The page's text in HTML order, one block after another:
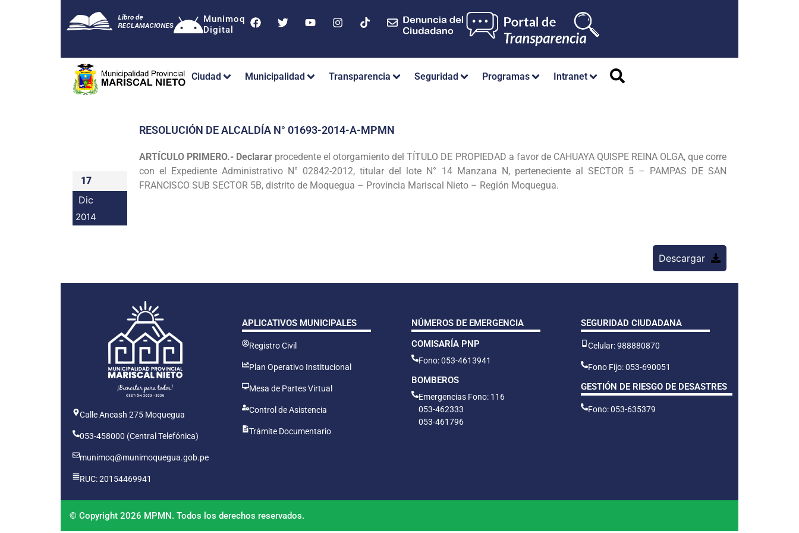
Munimoq
Digital
Ciudad Municipalidad Transparencia Seguridad Programas Intranet
17
Dic
2014
RESOLUCIÓN DE ALCALDÍA N° 01693-2014-A-MPMN
ARTÍCULO PRIMERO.- Declarar procedente elotorgamiento del TÍTULO DE PROPIEDAD a favor de CAHUAYA QUISPE REINA OLGA, que corre
con el Expediente Administrativo N° 02842-2012, titular del lote N° 14 Manzana N, perteneciente al SECTOR 5 – PAMPAS DE SAN
FRANCISCO SUB SECTOR 5B, distrito de Moquegua – Provincia Mariscal Nieto – Región Moquegua.
Descargar
Calle Ancash 275 Moquegua
053-458000 (Central Telefónica)
munimoq@munimoquegua.gob.pe
RUC: 20154469941
APLICATIVOS MUNICIPALES
Registro Civil
Plan Operativo Institucional
Mesa de Partes Virtual
Control de Asistencia
Trámite Documentario
NÚMEROS DE EMERGENCIA
COMISARÍA PNP
Fono: 053-4613941
BOMBEROS
Emergencias Fono: 116
053-462333
053-461796
SEGURIDAD CIUDADANA
Celular: 988880870
Fono Fijo: 053-690051
GESTIÓN DE RIESGO DE DESASTRES
Fono: 053-635379
© Copyright 2026 MPMN. Todos los derechos reservados.